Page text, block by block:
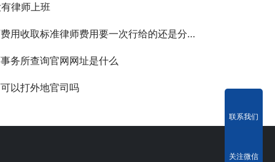
律师上班
用收取标准律师费用要一次行给的还是分阶段
务所查询官网网址是什么
以打外地官司吗
联系我们
关注微信